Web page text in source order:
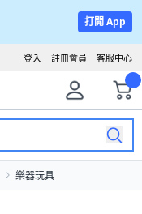
打開 App
客服中心
註冊會員
登入
樂器玩具